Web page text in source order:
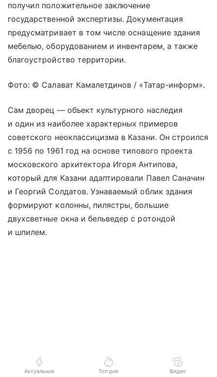
получил положительное заключение
государственной экспертизы. Документация
предусматривает в том числе оснащение здания
мебелью, оборудованием и инвентарем, а также
благоустройство территории.
Фото: © Салават Камалетдинов / «Татар-информ».
Сам дворец — объект культурного наследия
и один из наиболее характерных примеров
советского неоклассицизма в Казани. Он строился
с 1956 по 1961 год на основе типового проекта
московского архитектора Игоря Антипова,
который для Казани адаптировали Павел Саначин
и Георгий Солдатов. Узнаваемый облик здания
формируют колонны, пилястры, большие
двухсветные окна и бельведер с ротондой
и шпилем.
Актуальное Топ дня Видео